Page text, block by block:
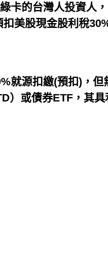
卡的台灣人投資人
美股現金股利稅
就源扣繳(預扣)，
）或債券ETF，其